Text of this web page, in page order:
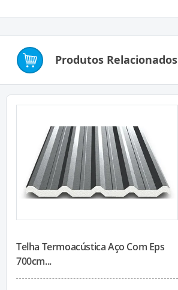
Produtos Relacionados
Telha Termoacústica Aço Com Eps
700cm...